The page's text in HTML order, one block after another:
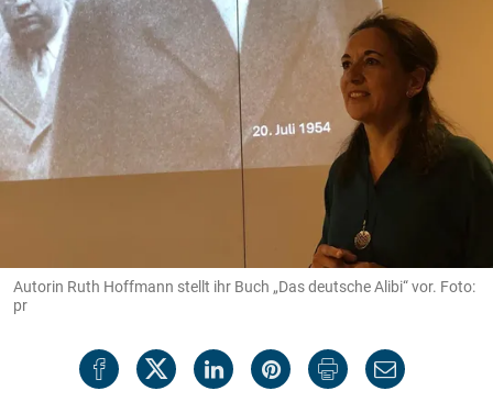
Autorin Ruth Hoffmann stellt ihr Buch „Das deutsche Alibi“ vor. Foto:
pr